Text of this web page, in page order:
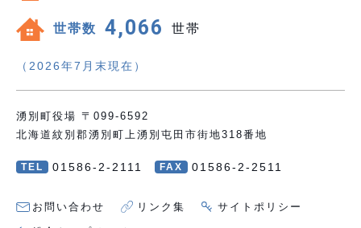
世帯数 4,066 世帯
（2026年7月末現在）
湧別町役場 〒099-6592
北海道紋別郡湧別町上湧別屯田市街地318番地
TEL 01586-2-2111 FAX 01586-2-2511
お問い合わせ リンク集 サイトポリシー